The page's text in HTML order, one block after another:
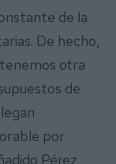
de la
De hecho,
otra
de
por
Pérez,